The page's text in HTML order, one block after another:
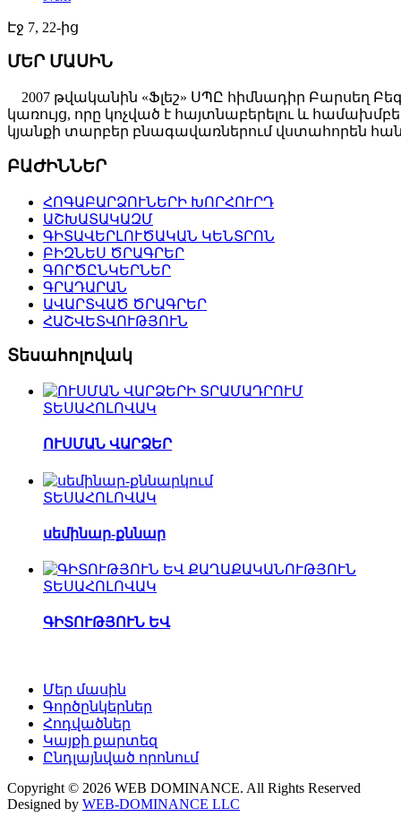
Էջ 7, 22-ից
ՄԵՐ ՄԱՍԻՆ
2007 թվականին «Ֆլեշ» ՍՊԸ հիմնադիր Բարսեղ
կառույց, որը կոչված է հայտնաբերելու և
կյանքի տարբեր բնագավառներում վստահորեն
ԲԱԺԻՆՆԵՐ
ՀՈԳԱԲԱՐՁՈՒՆԵՐԻ ԽՈՐՀՈՒՐԴ
ԱՇԽԱՏԱԿԱԶՄ
ԳԻՏԱՎԵՐԼՈՒԾԱԿԱՆ ԿԵՆՏՐՈՆ
ԲԻԶՆԵՍ ԾՐԱԳՐԵՐ
ԳՈՐԾԸՆԿԵՐՆԵՐ
ԳՐԱԴԱՐԱՆ
ԱՎԱՐՏՎԱԾ ԾՐԱԳՐԵՐ
ՀԱՇՎԵՏՎՈՒԹՅՈՒՆ
Տեսահոլովակ
ՏԵՍԱՀՈԼՈՎԱԿ
ՈՒՍՄԱՆ ՎԱՐՁԵՐ
ՏԵՍԱՀՈԼՈՎԱԿ
սեմինար-քննար
ՏԵՍԱՀՈԼՈՎԱԿ
ԳԻՏՈՒԹՅՈՒՆ ԵՎ
Մեր մասին
Գործընկերներ
Հոդվածներ
Կայքի քարտեզ
Ընդլայնված որոնում
Copyright © 2026 WEB DOMINANCE. All Rights Reserved
Designed by WEB-DOMINANCE LLC